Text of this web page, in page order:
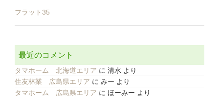
フラット35
最近のコメント
タマホーム 北海道エリア に 清水 より
住友林業 広島県エリア に みー より
タマホーム 広島県エリア に ほーみー より